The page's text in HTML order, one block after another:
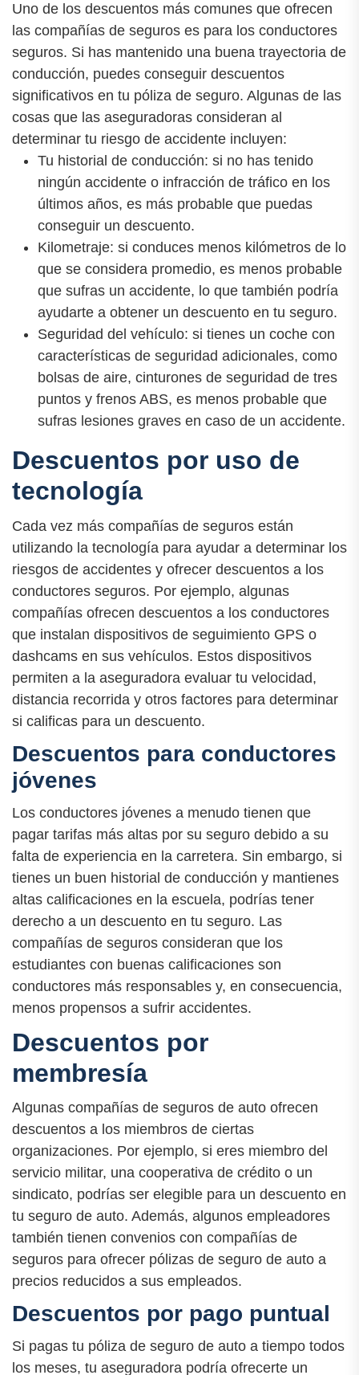
Uno de los descuentos más comunes que ofrecen
las compañías de seguros es para los conductores
seguros. Si has mantenido una buena trayectoria de
conducción, puedes conseguir descuentos
significativos en tu póliza de seguro. Algunas de las
cosas que las aseguradoras consideran al
determinar tu riesgo de accidente incluyen:
Tu historial de conducción: si no has tenido
ningún accidente o infracción de tráfico en los
últimos años, es más probable que puedas
conseguir un descuento.
Kilometraje: si conduces menos kilómetros de lo
que se considera promedio, es menos probable
que sufras un accidente, lo que también podría
ayudarte a obtener un descuento en tu seguro.
Seguridad del vehículo: si tienes un coche con
características de seguridad adicionales, como
bolsas de aire, cinturones de seguridad de tres
puntos y frenos ABS, es menos probable que
sufras lesiones graves en caso de un accidente.
Descuentos por uso de
tecnología
Cada vez más compañías de seguros están
utilizando la tecnología para ayudar a determinar los
riesgos de accidentes y ofrecer descuentos a los
conductores seguros. Por ejemplo, algunas
compañías ofrecen descuentos a los conductores
que instalan dispositivos de seguimiento GPS o
dashcams en sus vehículos. Estos dispositivos
permiten a la aseguradora evaluar tu velocidad,
distancia recorrida y otros factores para determinar
si calificas para un descuento.
Descuentos para conductores
jóvenes
Los conductores jóvenes a menudo tienen que
pagar tarifas más altas por su seguro debido a su
falta de experiencia en la carretera. Sin embargo, si
tienes un buen historial de conducción y mantienes
altas calificaciones en la escuela, podrías tener
derecho a un descuento en tu seguro. Las
compañías de seguros consideran que los
estudiantes con buenas calificaciones son
conductores más responsables y, en consecuencia,
menos propensos a sufrir accidentes.
Descuentos por
membresía
Algunas compañías de seguros de auto ofrecen
descuentos a los miembros de ciertas
organizaciones. Por ejemplo, si eres miembro del
servicio militar, una cooperativa de crédito o un
sindicato, podrías ser elegible para un descuento en
tu seguro de auto. Además, algunos empleadores
también tienen convenios con compañías de
seguros para ofrecer pólizas de seguro de auto a
precios reducidos a sus empleados.
Descuentos por pago puntual
Si pagas tu póliza de seguro de auto a tiempo todos
los meses, tu aseguradora podría ofrecerte un